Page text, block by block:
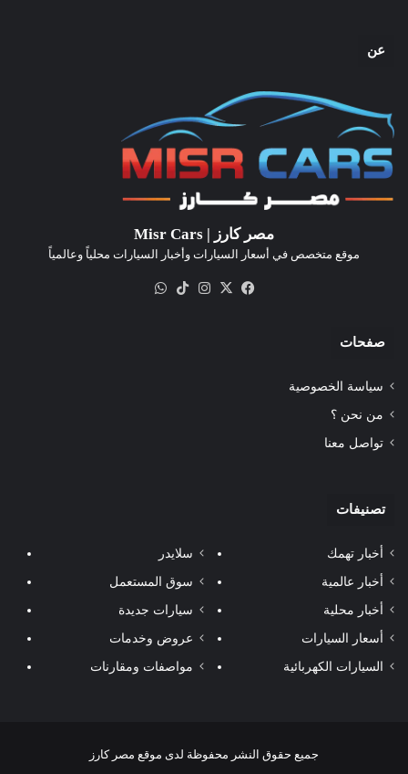
عن
مصر كارز | Misr Cars
موقع متخصص في أسعار السيارات وأخبار السيارات محلياً وعالمياً
فيسبوك
‫X انستقرام‫TikTok
صفحات
سياسة الخصوصية
من نحن ؟
تواصل معنا
تصنيفات
أخبار تهمك
أخبار عالمية
أخبار محلية
أسعار السيارات
السيارات الكهربائية
سلايدر
سوق المستعمل
سيارات جديدة
عروض وخدمات
مواصفات ومقارنات
جميع حقوق النشر محفوظة لدى موقع مصر كارز